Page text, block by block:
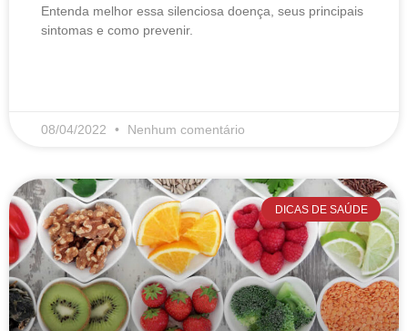
Entenda melhor essa silenciosa doença, seus principais
sintomas e como prevenir.
08/04/2022 Nenhum comentário
DICAS DE SAÚDE